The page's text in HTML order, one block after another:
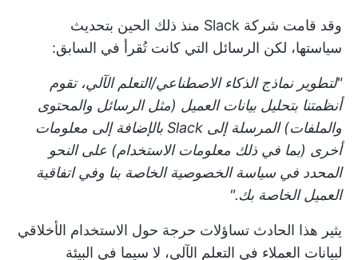
وقد قامت شركة Slack منذ ذلك الحين بتحديث
سياستها، لكن الرسائل التي كانت تُقرأ في السابق:
"لتطوير نماذج الذكاء الاصطناعي/التعلم الآلي، تقوم
أنظمتنا بتحليل بيانات العميل (مثل الرسائل والمحتوى
والملفات) المرسلة إلى Slack بالإضافة إلى معلومات
أخرى (بما في ذلك معلومات الاستخدام) على النحو
المحدد في سياسة الخصوصية الخاصة بنا وفي اتفاقية
العميل الخاصة بك."
يثير هذا الحادث تساؤلات حرجة حول الاستخدام الأخلاقي
لبيانات العملاء في التعلم الآلي، لا سيما في البيئة